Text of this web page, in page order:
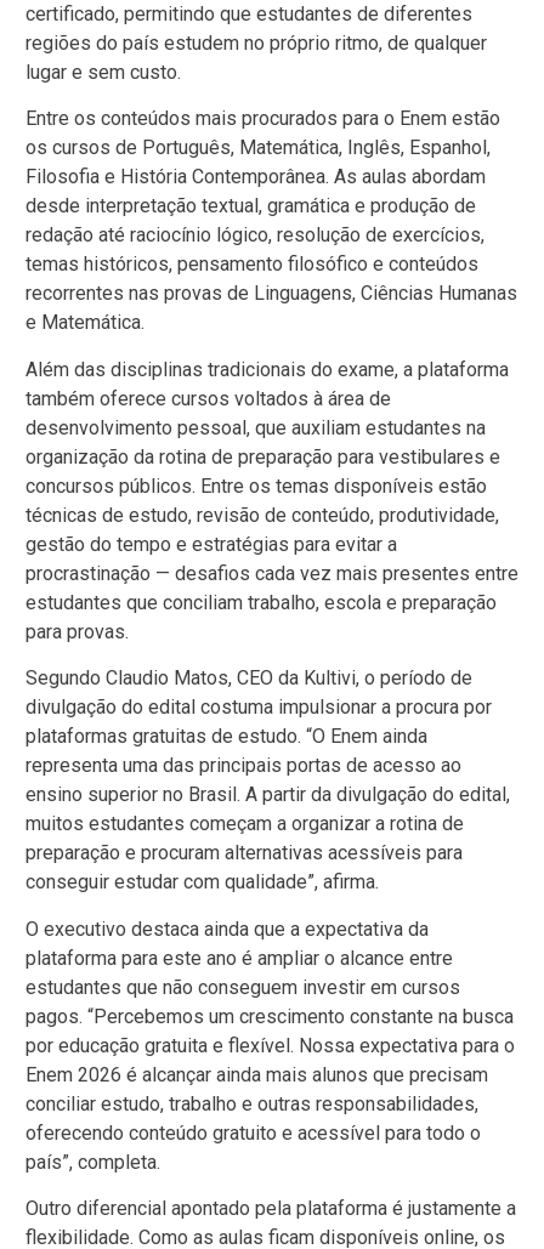
certificado, permitindo que estudantes de diferentes
regiões do país estudem no próprio ritmo, de qualquer
lugar e sem custo.
Entre os conteúdos mais procurados para o Enem estão
os cursos de Português, Matemática, Inglês, Espanhol,
Filosofia e História Contemporânea. As aulas abordam
desde interpretação textual, gramática e produção de
redação até raciocínio lógico, resolução de exercícios,
temas históricos, pensamento filosófico e conteúdos
recorrentes nas provas de Linguagens, Ciências Humanas
e Matemática.
Além das disciplinas tradicionais do exame, a plataforma
também oferece cursos voltados à área de
desenvolvimento pessoal, que auxiliam estudantes na
organização da rotina de preparação para vestibulares e
concursos públicos. Entre os temas disponíveis estão
técnicas de estudo, revisão de conteúdo, produtividade,
gestão do tempo e estratégias para evitar a
procrastinação — desafios cada vez mais presentes entre
estudantes que conciliam trabalho, escola e preparação
para provas.
Segundo Claudio Matos, CEO da Kultivi, o período de
divulgação do edital costuma impulsionar a procura por
plataformas gratuitas de estudo. “O Enem ainda
representa uma das principais portas de acesso ao
ensino superior no Brasil. A partir da divulgação do edital,
muitos estudantes começam a organizar a rotina de
preparação e procuram alternativas acessíveis para
conseguir estudar com qualidade”, afirma.
O executivo destaca ainda que a expectativa da
plataforma para este ano é ampliar o alcance entre
estudantes que não conseguem investir em cursos
pagos. “Percebemos um crescimento constante na busca
por educação gratuita e flexível. Nossa expectativa para o
Enem 2026 é alcançar ainda mais alunos que precisam
conciliar estudo, trabalho e outras responsabilidades,
oferecendo conteúdo gratuito e acessível para todo o
país”, completa.
Outro diferencial apontado pela plataforma é justamente a
flexibilidade. Como as aulas ficam disponíveis online, os